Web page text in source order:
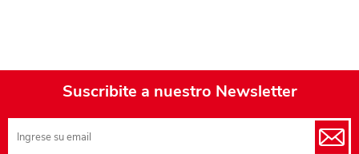
Suscribite a nuestro Newsletter